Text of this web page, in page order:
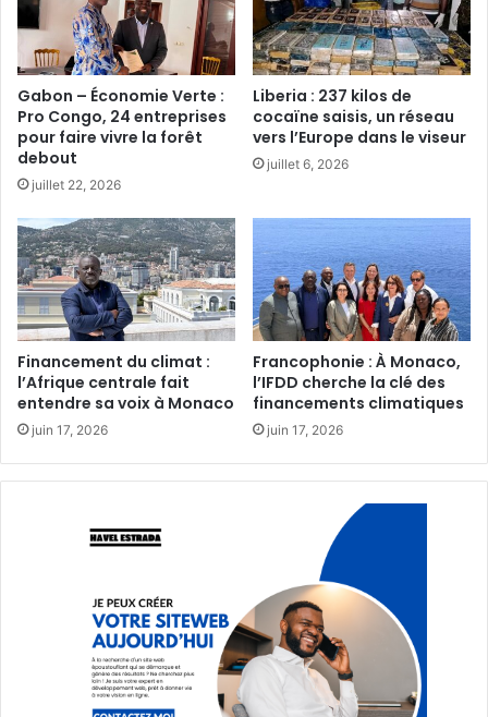
Gabon – Économie Verte :
Pro Congo, 24 entreprises
pour faire vivre la forêt
debout
juillet 22, 2026
Liberia : 237 kilos de
cocaïne saisis, un réseau
vers l’Europe dans le viseur
juillet 6, 2026
Financement du climat :
l’Afrique centrale fait
entendre sa voix à Monaco‎
juin 17, 2026
Francophonie : À Monaco,
l’IFDD cherche la clé des
financements climatiques
juin 17, 2026